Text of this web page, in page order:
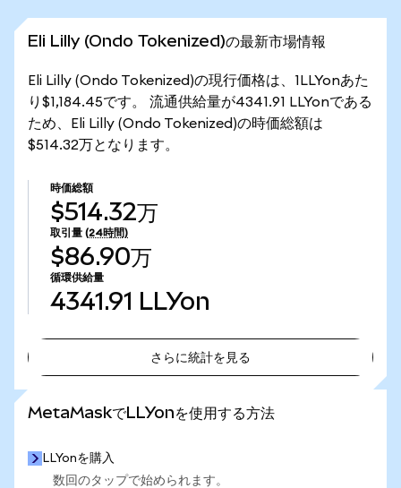
Eli Lilly (Ondo Tokenized)の最新市場情報
Eli Lilly (Ondo Tokenized)の現行価格は、1LLYonあた
り$1,184.45です。 流通供給量が4341.91 LLYonである
ため、Eli Lilly (Ondo Tokenized)の時価総額は
$514.32万となります。
時価総額
$514.32万
取引量 (24時間)
$86.90万
循環供給量
4341.91 LLYon
さらに統計を見る
MetaMaskでLLYonを使用する方法
LLYonを購入
数回のタップで始められます。